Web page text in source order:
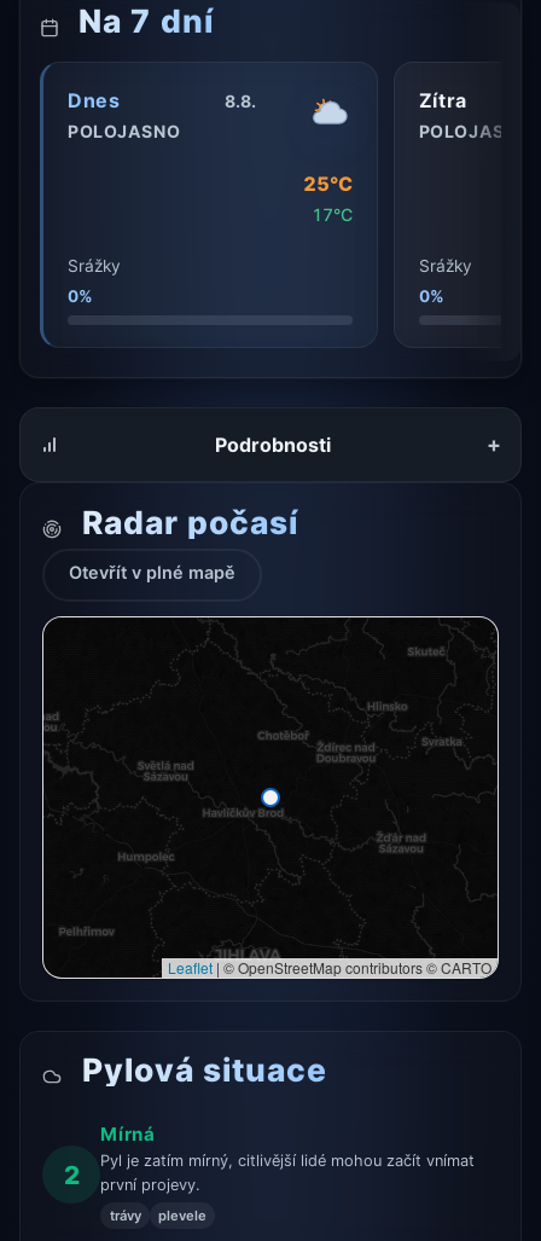
Na 7 dní
Dnes
8.8.
POLOJASNO
25°C
17°C
Srážky
0%
Zítra
POLOJASNO
Srážky
0%
Podrobnosti +
Radar počasí
Otevřít v plné mapě
Radarový snímek momentálně není dostupný.
Otevřít v plné mapě
Zkusit znovu
Otevřít v plné mapě →
Leaflet | © OpenStreetMap contributors © CARTO
Pylová situace
2
Mírná
Pyl je zatím mírný, citlivější lidé mohou začít vnímat
první projevy.
trávy plevele